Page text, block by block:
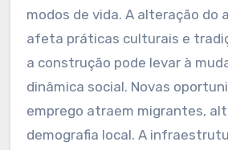
modos de vida. A alteração do
afeta práticas culturais e
a construção pode levar à
dinâmica social. Novas
emprego atraem migrantes,
demografia local. A